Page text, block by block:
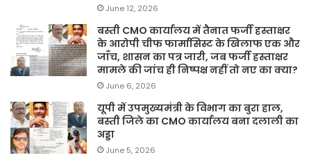
June 12, 2026
बस्ती CMO कार्यालय में तैनात फर्जी हस्ताक्षर
के आरोपी चीफ फार्मासिस्ट के खिलाफ एक और
जाँच, शासन का पत्र जारी, जब फर्जी हस्ताक्षर
मामले की जांच ही निष्पक्ष नहीं तो नए का क्या?
June 6, 2026
यूपी में उपमुख्यमंत्री के विभाग का बुरा हाल,
बस्ती जिले का CMO कार्यालय बना दलाली का
अड्डा
June 5, 2026